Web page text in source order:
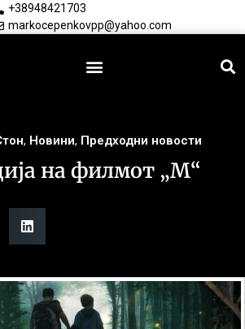
+38948421703
markocepenkovpp@yahoo.com
, Новини, Предходни новости
на филмот „М“